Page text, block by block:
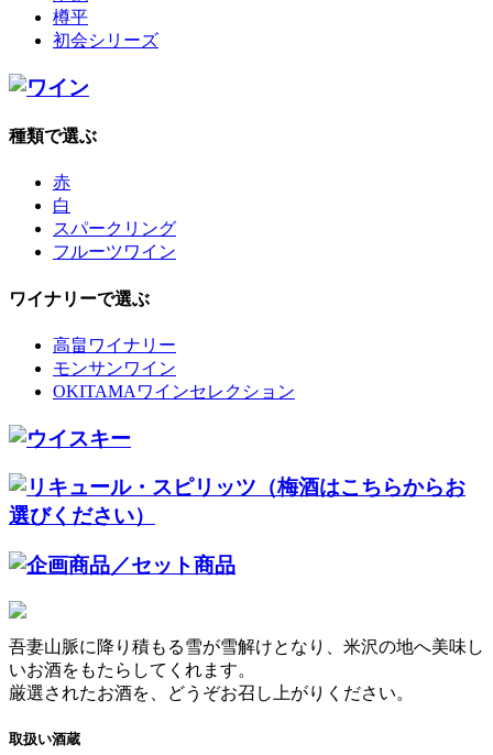
樽平
初会シリーズ
種類で選ぶ
赤
白
スパークリング
フルーツワイン
ワイナリーで選ぶ
高畠ワイナリー
モンサンワイン
OKITAMAワインセレクション
吾妻山脈に降り積もる雪が雪解けとなり、米沢の地へ美味し
いお酒をもたらしてくれます。
厳選されたお酒を、どうぞお召し上がりください。
取扱い酒蔵